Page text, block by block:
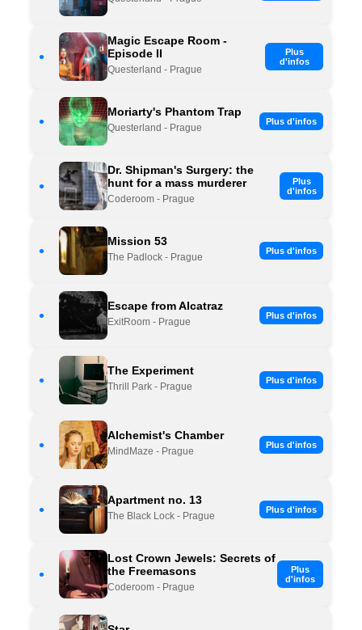
•
Magic Escape Room -
Episode II
Questerland - Prague
Plus
d'infos
•
Moriarty's Phantom Trap
Questerland - Prague
Plus d'infos
•
Dr. Shipman's Surgery: the
hunt for a mass murderer
Coderoom - Prague
Plus
d'infos
•
Mission 53
The Padlock - Prague
Plus d'infos
•
Escape from Alcatraz
ExitRoom - Prague
Plus d'infos
•
The Experiment
Thrill Park - Prague
Plus d'infos
•
Alchemist's Chamber
MindMaze - Prague
Plus d'infos
•
Apartment no. 13
The Black Lock - Prague
Plus d'infos
•
Lost Crown Jewels: Secrets of
the Freemasons
Coderoom - Prague
Plus
d'infos